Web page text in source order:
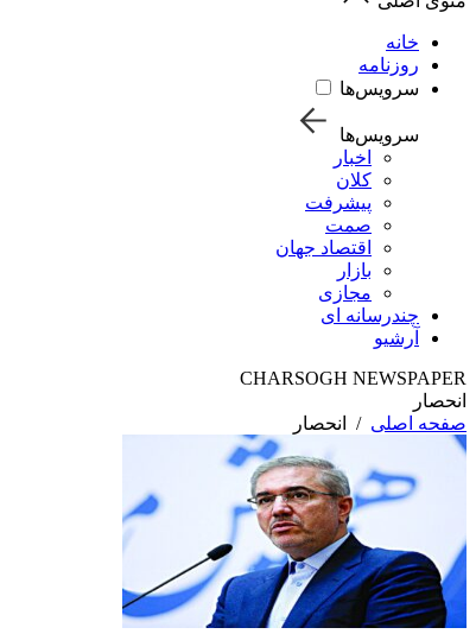
خانه
روزنامه
سرویس‌ها
سرویس‌ها
اخبار
کلان
پیشرفت
صمت
اقتصاد جهان
بازار
مجازی
چندرسانه ای
آرشیو
CHARSOGH NEWSPAPER
انحصار
صفحه اصلی / انحصار